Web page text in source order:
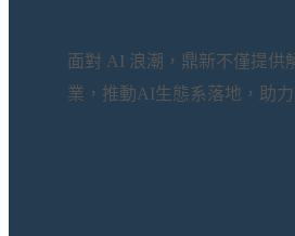
面對 AI 浪潮，鼎新不僅提供
業 ， 推動AI生態系落地，助